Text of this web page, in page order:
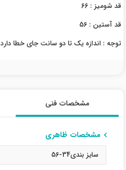
قد شومیز : 66
قد آستین : 56
توجه : اندازه یک تا دو سانت جای خطا دارد
مشخصات فنی
مشخصات ظاهری
سایز بندی34-56